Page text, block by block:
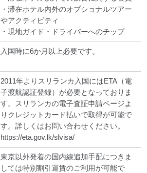
・滞在ホテル内外のオプショナルツアー
やアクティビティ
・現地ガイド・ドライバーへのチップ
入国時に6か月以上必要です。
2011年よりスリランカ入国にはETA（電
子渡航認証登録）が必要となっておりま
す。スリランカの電子査証申請ページよ
りクレジットカード払いで取得が可能で
す。詳しくはお問い合わせください。
https://eta.gov.lk/slvisa/
東京以外発着の国内線追加手配につきま
しては特別割引運賃のご利用が可能で